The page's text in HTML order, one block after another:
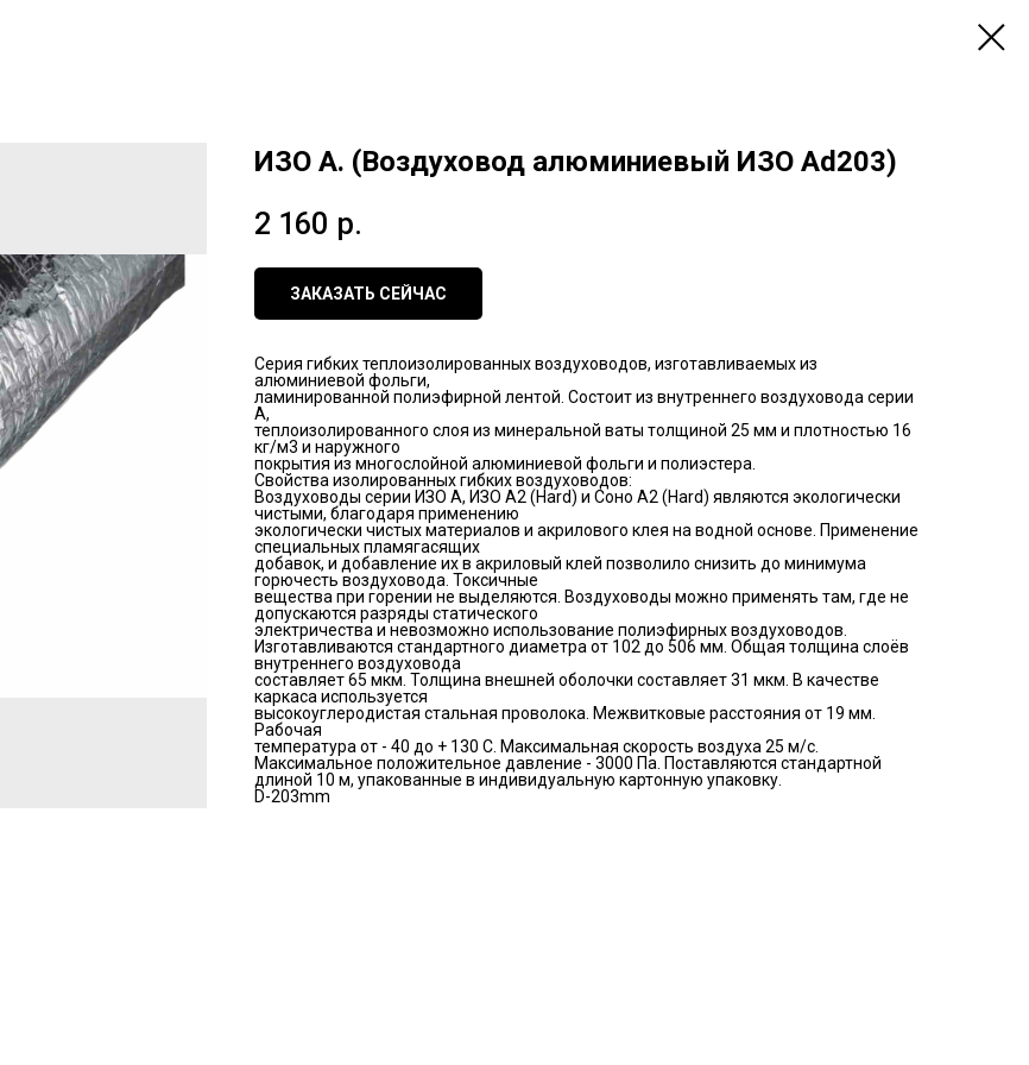
ИЗО А. (Воздуховод алюминиевый ИЗО Ad203)
2 160 р.
ЗАКАЗАТЬ СЕЙЧАС
Серия гибких теплоизолированных воздуховодов, изготавливаемых из
алюминиевой фольги,
ламинированной полиэфирной лентой. Состоит из внутреннего воздуховода серии
А,
теплоизолированного слоя из минеральной ваты толщиной 25 мм и плотностью 16
кг/м3 и наружного
покрытия из многослойной алюминиевой фольги и полиэстера.
Свойства изолированных гибких воздуховодов:
Воздуховоды серии ИЗО А, ИЗО А2 (Hard) и Соно А2 (Hard) являются экологически
чистыми, благодаря применению
экологически чистых материалов и акрилового клея на водной основе. Применение
специальных пламягасящих
добавок, и добавление их в акриловый клей позволило снизить до минимума
горючесть воздуховода. Токсичные
вещества при горении не выделяются. Воздуховоды можно применять там, где не
допускаются разряды статического
электричества и невозможно использование полиэфирных воздуховодов.
Изготавливаются стандартного диаметра от 102 до 506 мм. Общая толщина слоёв
внутреннего воздуховода
составляет 65 мкм. Толщина внешней оболочки составляет 31 мкм. В качестве
каркаса используется
высокоуглеродистая стальная проволока. Межвитковые расстояния от 19 мм.
Рабочая
температура от - 40 до + 130 С. Максимальная скорость воздуха 25 м/с.
Максимальное положительное давление - 3000 Па. Поставляются стандартной
длиной 10 м, упакованные в индивидуальную картонную упаковку.
D-203mm